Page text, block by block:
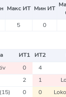
Макс ИТ Мин ИТ
5 0
ИТ1 ИТ2
0 4
2 1
(15) 0 0